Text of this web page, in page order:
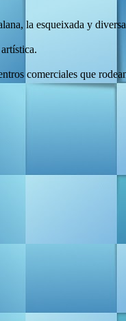
la esqueixada y
comerciales que